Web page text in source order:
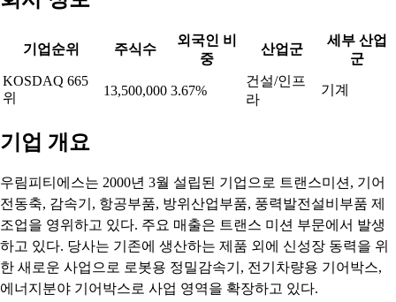
기업순위 주식수
외국인 비
중
산업군
세부 산업
군
KOSDAQ 665
위
13,500,000 3.67%
건설/인프
라
기계
기업 개요
우림피티에스는 2000년 3월 설립된 기업으로 트랜스미션, 기어
전동축, 감속기, 항공부품, 방위산업부품, 풍력발전설비부품 제
조업을 영위하고 있다. 주요 매출은 트랜스 미션 부문에서 발생
하고 있다. 당사는 기존에 생산하는 제품 외에 신성장 동력을 위
한 새로운 사업으로 로봇용 정밀감속기, 전기차량용 기어박스,
에너지분야 기어박스로 사업 영역을 확장하고 있다.